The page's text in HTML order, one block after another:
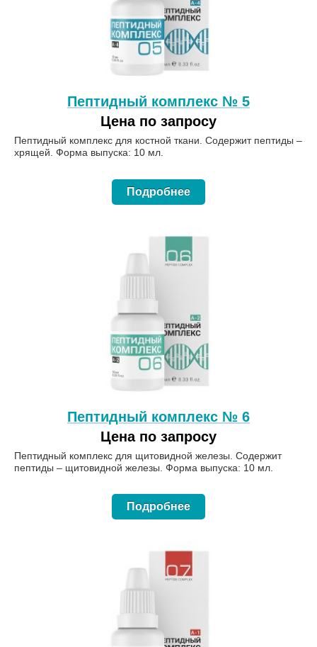
Пептидный комплекс № 5
Цена по запросу
Пептидный комплекс для костной ткани. Содержит пептиды –
хрящей. Форма выпуска: 10 мл.
Подробнее
Пептидный комплекс № 6
Цена по запросу
Пептидный комплекс для щитовидной железы. Содержит
пептиды – щитовидной железы. Форма выпуска: 10 мл.
Подробнее